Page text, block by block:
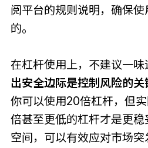
阅平台的规则说明，确保
的。
在杠杆使用上，不建议一味
出安全边际是控制风险的关
你可以使用20倍杠杆，但
倍甚至更低的杠杆才是更
空间，可以有效应对市场